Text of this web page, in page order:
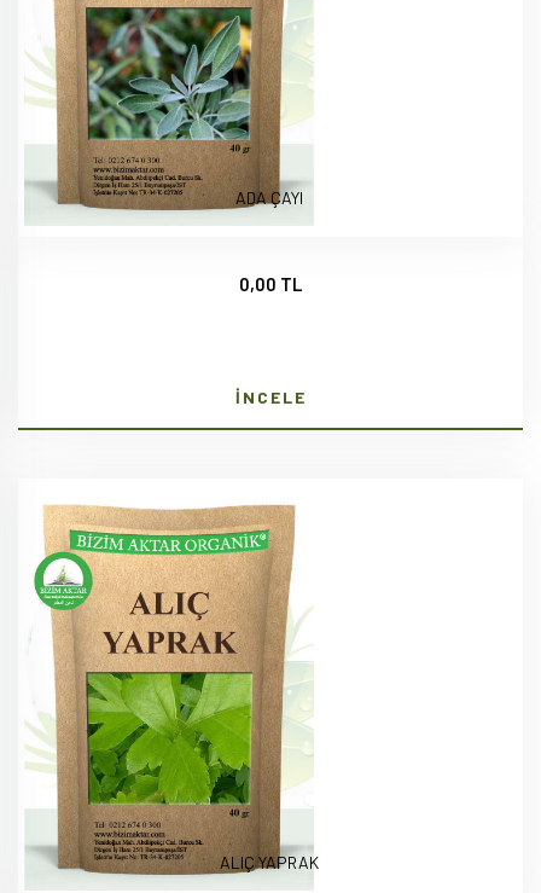
ADA ÇAYI
0,00 TL
İNCELE
ALIÇ YAPRAK